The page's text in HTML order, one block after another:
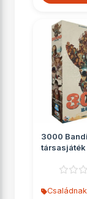
3000
társasjáték
Családnak